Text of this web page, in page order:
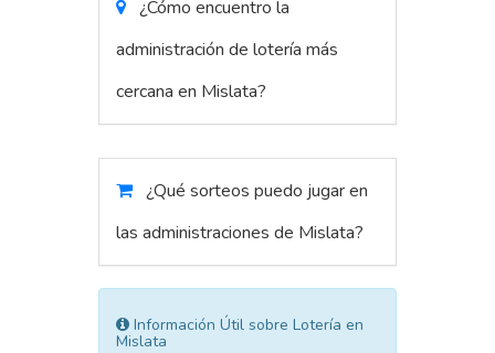
¿Cómo encuentro la
administración de lotería más
cercana en Mislata?
¿Qué sorteos puedo jugar en
las administraciones de Mislata?
Información Útil sobre Lotería en
Mislata